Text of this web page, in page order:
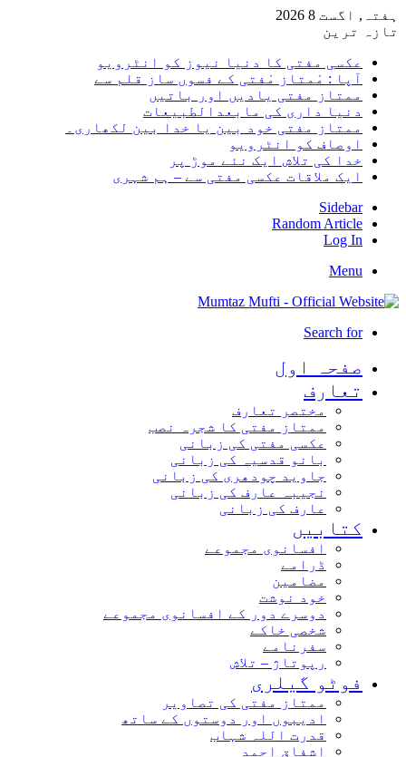
ہفتہ, اگست 8 2026
تازہ ترین
عکسی مفتی کا دنیا نیوز کو انٹرویو
آپا : مْمتاز مْفتی کے فسوں ساز قلم سے
ممتاز مفتی یادیں اور باتیں
دنیا داری کی مابعدالطبیعات
ممتاز مفتی خود بین یا خدا بین لکھاری۔
اوصاف کو انٹرویو
خدا کی تلاش ایک نئے موڑ پر
ایک ملاقات عکسی مفتی سے – ہم شہری
Sidebar
Random Article
Log In
Menu
Search for
صفحہ اول
تعارف
مختصر تعارف
ممتاز مفتی کا شجرہ نصب
عکسی مفتی کی زبانی
بانو قدسیہ کی زبانی
جاوید چودھری کی زبانی
نجیبہ عارف کی زبانی
عارف کی زبانی
کتابیں
افسانوی مجموعے
ڈرامے
مضامین
خود نوشت
دوسرے دور کے افسانوی مجموعے
شخصی خاکے
سفرنامے
رپوتاژ – تلاش
فوٹو گیلری
ممتاز مفتی کی تصاویر
ادیبوں اور دوستوں کے ساتھ
قدرت اللہ شہاب
اشفاق احمد